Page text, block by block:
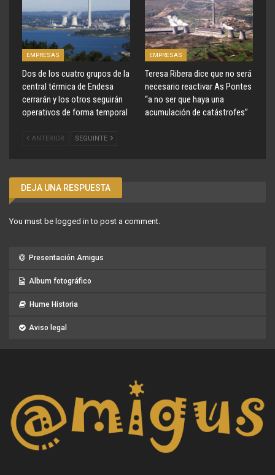
EMPRESAS
Dos de los cuatro grupos de la
central térmica de Endesa
cerrarán y los otros seguirán
operativos de forma temporal
EMPRESAS
Teresa Ribera dice que no será
necesario reactivar As Pontes
“a no ser que haya una
acumulación de catástrofes”
ANTERIOR SEGUINTE
DEJA UNA RESPUESTA
You must be logged in to post a comment.
Presentación Amigus
Album fotográfico
Hume Historia
Aviso legal